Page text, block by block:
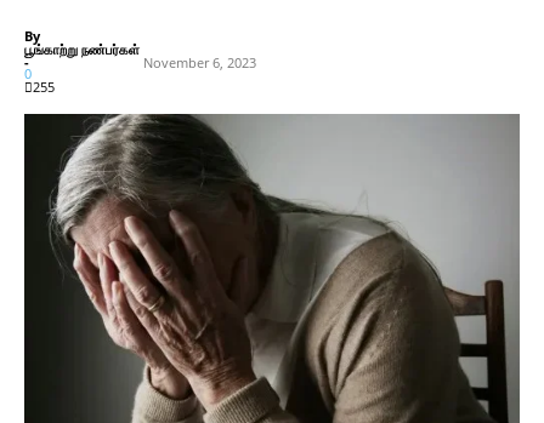
By
பூங்காற்று நண்பர்கள்
- November 6, 2023
0
255